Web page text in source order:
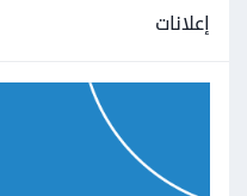
إعلانات